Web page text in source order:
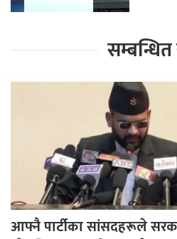
आफ्नै पार्टीका सांसदहरूले